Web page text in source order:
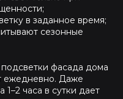
в заданное время;
сезонные
фасада дома
ежедневно. Даже
часа в сутки дает